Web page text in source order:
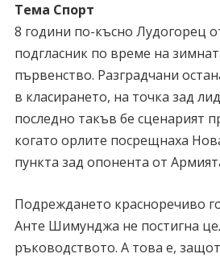
Тема Спорт
8 години по-късно Лудогорец
подгласник по време на
първенство. Разградчани
в класирането, на точка зад
последно такъв бе сценарият
когато орлите посрещнаха
пункта зад опонента от
Подреждането красноречиво
Анте Шимунджа не постигна
ръководството. А това е,